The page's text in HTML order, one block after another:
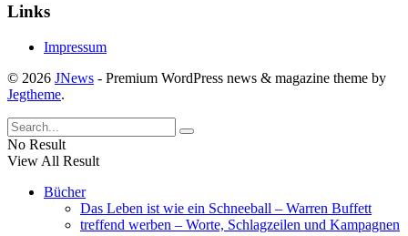
Links
Impressum
© 2026 JNews - Premium WordPress news & magazine theme by
Jegtheme.
No Result
View All Result
Bücher
Das Leben ist wie ein Schneeball – Warren Buffett
treffend werben – Worte, Schlagzeilen und Kampagnen